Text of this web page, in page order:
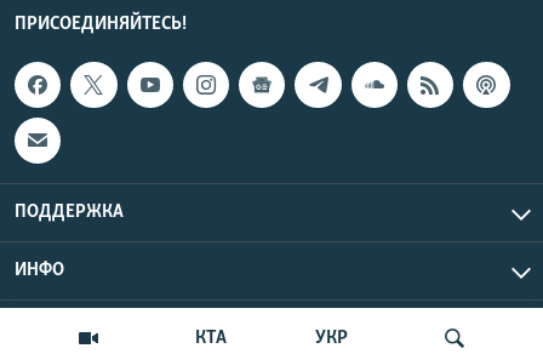
КТА УКР
ПРИСОЕДИНЯЙТЕСЬ!
ПОДДЕРЖКА
ИНФО
Copyright Крым.Реалии, 2026 | Все права защищены.
UTC+3